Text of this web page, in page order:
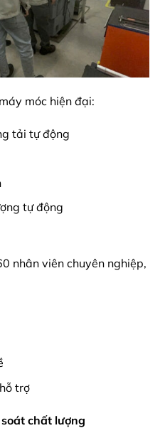
móc hiện đại:
tải tự động
tự động
nhân viên chuyên nghiệp,
trợ
chất lượng